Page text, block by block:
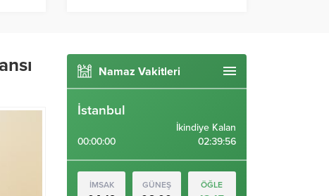
Namaz Vakitleri
İstanbul
00:00:00
İkindiye Kalan
02:39:56
İMSAK GÜNEŞ ÖĞLE